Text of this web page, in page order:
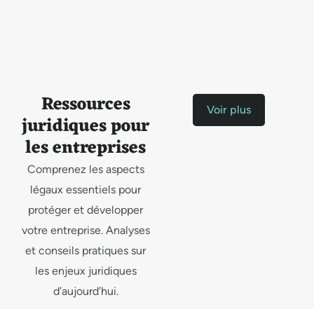
Ressources
juridiques pour
les entreprises
Comprenez les aspects
légaux essentiels pour
protéger et développer
votre entreprise. Analyses
et conseils pratiques sur
les enjeux juridiques
d’aujourd’hui.
Voir plus